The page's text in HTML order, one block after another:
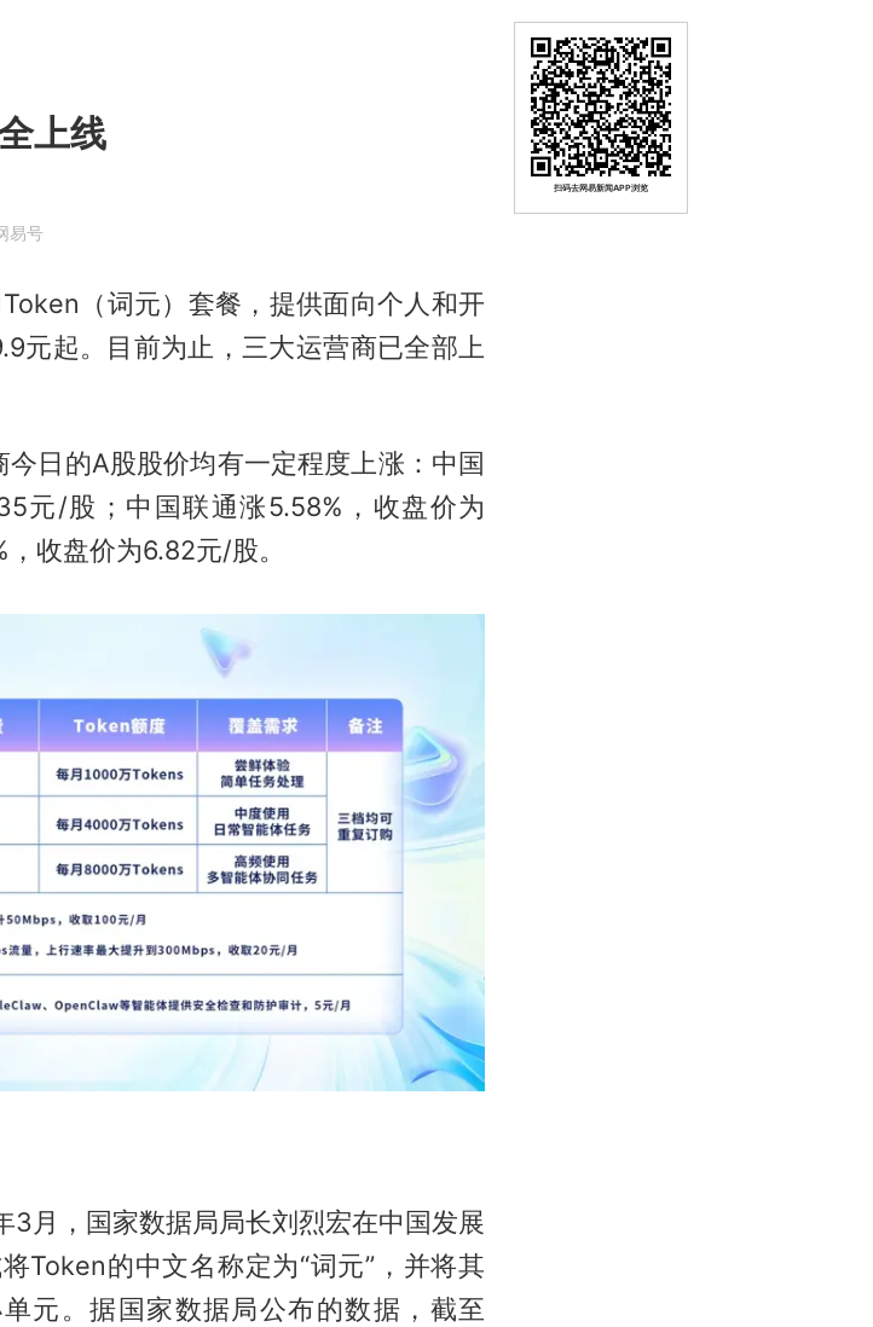
上线
易号
（词元）套餐，提供面向个人和开
元起。目前为止，三大运营商已全部上
日的A股股价均有一定程度上涨：中国
元/股；中国联通涨5.58%，收盘价为
收盘价为6.82元/股。
月，国家数据局局长刘烈宏在中国发展
Token的中文名称定为“词元”，并将其
元。据国家数据局公布的数据，截至
扫码去网易新闻APP浏览